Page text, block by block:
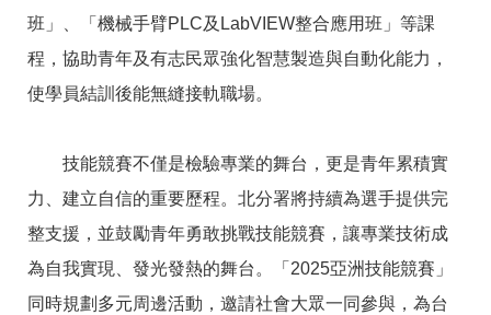
班」、「機械手臂PLC及LabVIEW整合應用班」等課
程，協助青年及有志民眾強化智慧製造與自動化能力，
使學員結訓後能無縫接軌職場。
技能競賽不僅是檢驗專業的舞台，更是青年累積實
力、建立自信的重要歷程。北分署將持續為選手提供完
整支援，並鼓勵青年勇敢挑戰技能競賽，讓專業技術成
為自我實現、發光發熱的舞台。「2025亞洲技能競賽」
同時規劃多元周邊活動，邀請社會大眾一同參與，為台